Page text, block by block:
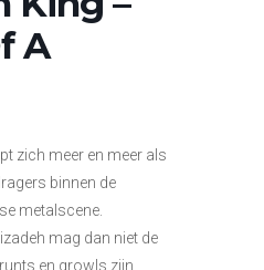
A
zich meer en meer als
binnen de
metalscene.
mag dan niet de
en growls zijn